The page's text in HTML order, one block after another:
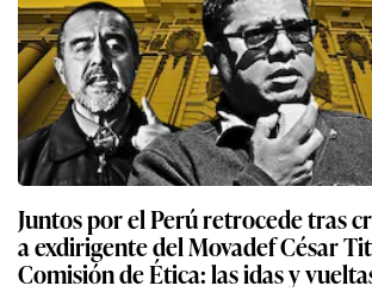
Juntos por el Perú retrocede tras
a exdirigente del Movadef César
Comisión de Ética: las idas y